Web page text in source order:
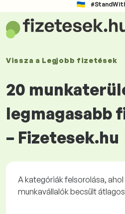
Vissza a Legjobb fizetések
20
legmagasabb
– Fizetesek.hu
A kategóriák felsorolása,
munkavállalók becsült